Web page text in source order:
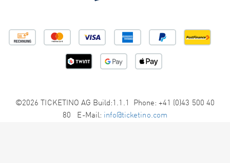
©2026 TICKETINO AG Build:1.1.1 Phone: +41 (0)43 500 40
80 E-Mail: info@ticketino.com